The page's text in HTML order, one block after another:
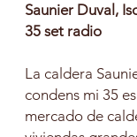
Saunier Duval,
35 set radio
La caldera
condens mi 35
mercado de